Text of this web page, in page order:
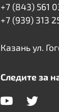
+7 (843) 561
+7 (939) 313
Казань ул.
Следите за